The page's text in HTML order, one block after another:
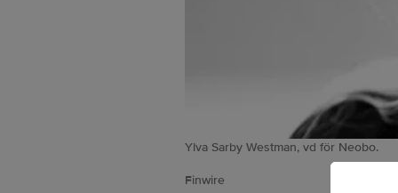
Ylva Sarby Westman, vd för Neobo.
Finwire